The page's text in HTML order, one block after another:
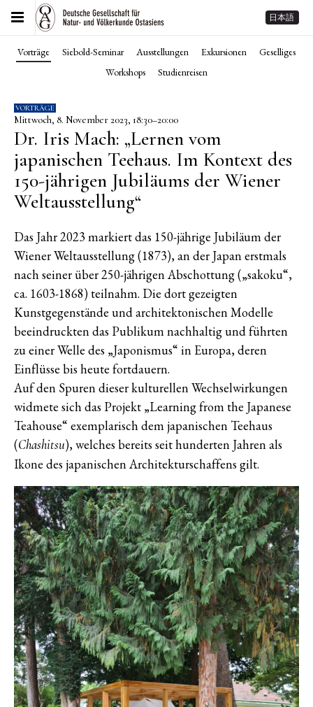
日本語
Vorträge Siebold-Seminar Ausstellungen Exkursionen
Geselliges
Workshops
Studienreisen
VORTRÄGE
Mittwoch, 8. November 2023, 18:30–20:00
Dr. Iris Mach: „Lernen vom
japanischen Teehaus. Im Kontext des
150-jährigen Jubiläums der Wiener
Weltausstellung“
Das Jahr 2023 markiert das 150-jährige Jubiläum der
Wiener Weltausstellung (1873), an der Japan erstmals
nach seiner über 250-jährigen Abschottung („sakoku“,
ca. 1603-1868) teilnahm. Die dort gezeigten
Kunstgegenstände und architektonischen Modelle
beeindruckten das Publikum nachhaltig und führten
zu einer Welle des „Japonismus“ in Europa, deren
Einflüsse bis heute fortdauern.
Auf den Spuren dieser kulturellen Wechselwirkungen
widmete sich das Projekt „Learning from the Japanese
Teahouse“ exemplarisch dem japanischen Teehaus
(Chashitsu), welches bereits seit hunderten Jahren als
Ikone des japanischen Architekturschaffens gilt.